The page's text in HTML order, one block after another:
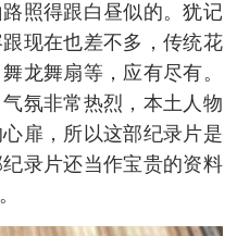
照得跟白昼似的。犹记
现在也差不多，传统花
龙舞扇等，应有尽有。
氛非常热烈，本土人物
扉，所以这部纪录片是
录片还当作宝贵的资料